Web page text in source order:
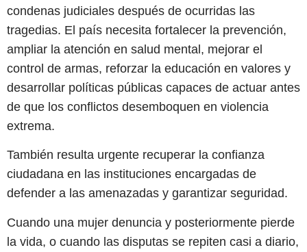
condenas judiciales después de ocurridas las
tragedias. El país necesita fortalecer la prevención,
ampliar la atención en salud mental, mejorar el
control de armas, reforzar la educación en valores y
desarrollar políticas públicas capaces de actuar antes
de que los conflictos desemboquen en violencia
extrema.
También resulta urgente recuperar la confianza
ciudadana en las instituciones encargadas de
defender a las amenazadas y garantizar seguridad.
Cuando una mujer denuncia y posteriormente pierde
la vida, o cuando las disputas se repiten casi a diario,